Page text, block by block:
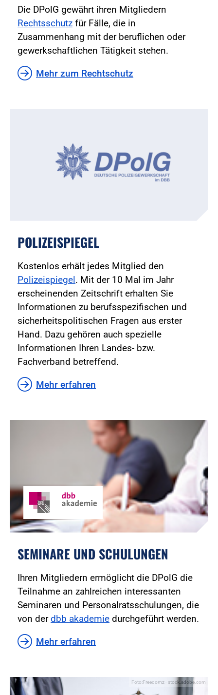
Die DPolG gewährt ihren Mitgliedern
Rechtsschutz für Fälle, die in
Zusammenhang mit der beruflichen oder
gewerkschaftlichen Tätigkeit stehen.
Mehr zum Rechtschutz
POLIZEISPIEGEL
Kostenlos erhält jedes Mitglied den
Polizeispiegel. Mit der 10 Mal im Jahr
erscheinenden Zeitschrift erhalten Sie
Informationen zu berufsspezifischen und
sicherheitspolitischen Fragen aus erster
Hand. Dazu gehören auch spezielle
Informationen Ihren Landes- bzw.
Fachverband betreffend.
Mehr erfahren
SEMINARE UND SCHULUNGEN
Ihren Mitgliedern ermöglicht die DPolG die
Teilnahme an zahlreichen interessanten
Seminaren und Personalratsschulungen, die
von derdbb akademie durchgeführt werden.
Mehr erfahren
Foto:Freedomz - stock.adobe.com